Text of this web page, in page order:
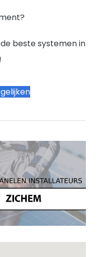
beste systemen in